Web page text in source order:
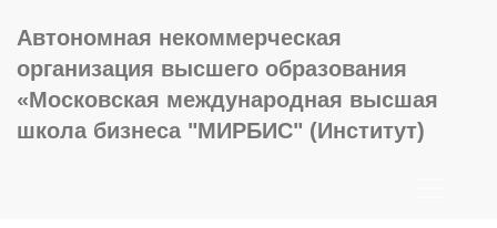
Автономная некоммерческая
организация высшего образования
«Московская международная высшая
школа бизнеса "МИРБИС" (Институт)